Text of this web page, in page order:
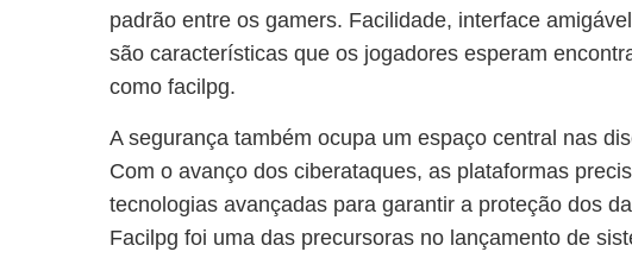
padrão entre os gamers. Facilidade, interface
são características que os jogadores esperam
como facilpg.
A segurança também ocupa um espaço central nas
Com o avanço dos ciberataques, as plataformas
tecnologias avançadas para garantir a proteção dos
Facilpg foi uma das precursoras no lançamento de